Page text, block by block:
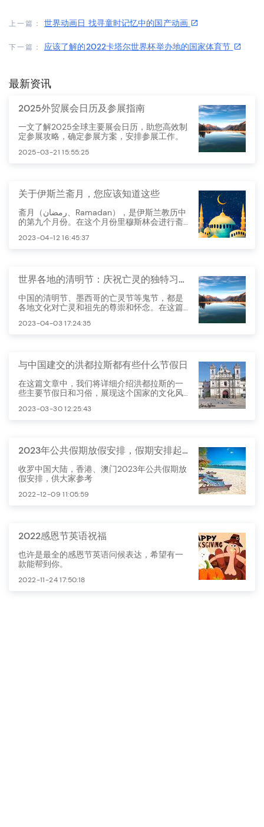
上一篇： 世界动画日 找寻童时记忆中的国产动画
下一篇： 应该了解的2022卡塔尔世界杯举办地的国家体育节
最新资讯
2025外贸展会日历及参展指南
一文了解2025全球主要展会日历，助您高效制
定参展攻略，确定参展方案，安排参展工作。
2025-03-21 15:55:25
关于伊斯兰斋月，您应该知道这些
斋月（رمضان、Ramadan），是伊斯兰教历中
的第九个月份。在这个月份里穆斯林会进行斋
信仰。
2023-04-12 16:45:37
世界各地的清明节：庆祝亡灵的独特习俗与故事
中国的清明节、墨西哥的亡灵节等鬼节，都是
各地文化对亡灵和祖先的尊崇和怀念。在这篇
们各自的有趣故事和独特习俗。
2023-04-03 17:24:35
与中国建交的洪都拉斯都有些什么节假日
在这篇文章中，我们将详细介绍洪都拉斯的一
些主要节假日和习俗，展现这个国家的文化风
2023-03-30 12:25:43
2023年公共假期放假安排，假期安排起来
收罗中国大陆，香港、澳门2023年公共假期放
假安排，供大家参考
2022-12-09 11:05:59
2022感恩节英语祝福
也许是最全的感恩节英语问候表达，希望有一
款能帮到你。
2022-11-24 17:50:18